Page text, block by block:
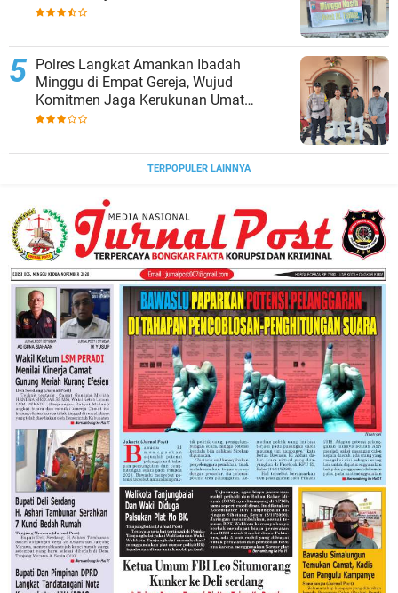
Polres Langkat Amankan Ibadah
Minggu di Empat Gereja, Wujud
Komitmen Jaga Kerukunan Umat
Beragama.
TERPOPULER LAINNYA